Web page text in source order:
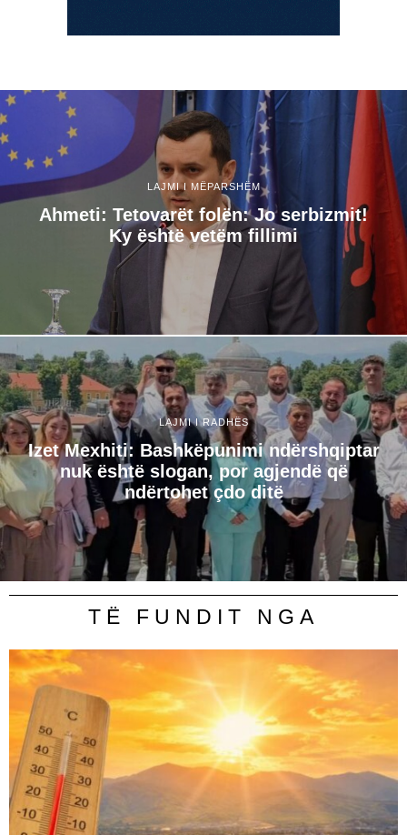
LAJMI I MËPARSHËM
Ahmeti: Tetovarët folën: Jo serbizmit!
Ky është vetëm fillimi
LAJMI I RADHËS
Izet Mexhiti: Bashkëpunimi ndërshqiptar
nuk është slogan, por agjendë që
ndërtohet çdo ditë
TË FUNDIT NGA